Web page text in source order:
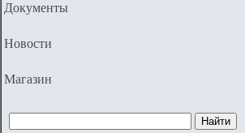
Документы
Новости
Магазин